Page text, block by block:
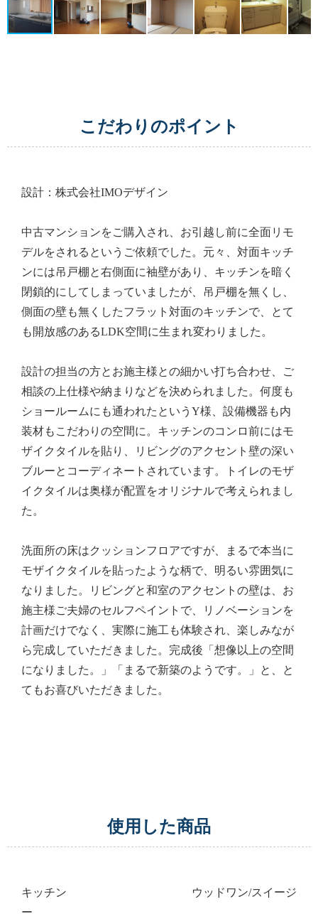
こだわりのポイント
設計：株式会社IMOデザイン
中古マンションをご購入され、お引越し前に全面リモ
デルをされるというご依頼でした。元々、対面キッチ
ンには吊戸棚と右側面に袖壁があり、キッチンを暗く
閉鎖的にしてしまっていましたが、吊戸棚を無くし、
側面の壁も無くしたフラット対面のキッチンで、とて
も開放感のあるLDK空間に生まれ変わりました。
設計の担当の方とお施主様との細かい打ち合わせ、ご
相談の上仕様や納まりなどを決められました。何度も
ショールームにも通われたというY様、設備機器も内
装材もこだわりの空間に。キッチンのコンロ前にはモ
ザイクタイルを貼り、リビングのアクセント壁の深い
ブルーとコーディネートされています。トイレのモザ
イクタイルは奥様が配置をオリジナルで考えられまし
た。
洗面所の床はクッションフロアですが、まるで本当に
モザイクタイルを貼ったような柄で、明るい雰囲気に
なりました。リビングと和室のアクセントの壁は、お
施主様ご夫婦のセルフペイントで、リノベーションを
計画だけでなく、実際に施工も体験され、楽しみなが
ら完成していただきました。完成後「想像以上の空間
になりました。」「まるで新築のようです。」と、と
てもお喜びいただきました。
使用した商品
キッチン ウッドワン/スイージ